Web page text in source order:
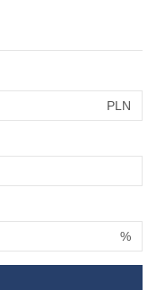
PLN
%